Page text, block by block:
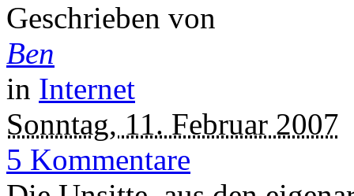
Geschrieben von
Ben
in Internet
Sonntag, 11. Februar 2007
5 Kommentare